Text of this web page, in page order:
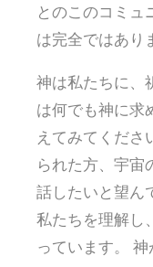
とのこのコミュ
は完全ではあり
神は私たちに、
は何でも神に求
えてみてくださ
られた方、宇宙
話したいと望ん
私たちを理解し
っています。